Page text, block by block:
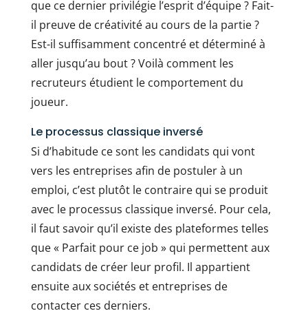
que ce dernier privilégie l’esprit d’équipe ? Fait-
il preuve de créativité au cours de la partie ?
Est-il suffisamment concentré et déterminé à
aller jusqu’au bout ? Voilà comment les
recruteurs étudient le comportement du
joueur.
Le processus classique inversé
Si d’habitude ce sont les candidats qui vont
vers les entreprises afin de postuler à un
emploi, c’est plutôt le contraire qui se produit
avec le processus classique inversé. Pour cela,
il faut savoir qu’il existe des plateformes telles
que « Parfait pour ce job » qui permettent aux
candidats de créer leur profil. Il appartient
ensuite aux sociétés et entreprises de
contacter ces derniers.